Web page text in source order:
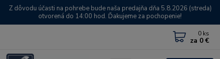
Z dôvodu účasti na pohrebe bude naša predajňa dňa 5.8.2026 (streda)
otvorená do 14:00 hod. Ďakujeme za pochopenie!
0 ks
za 0 €